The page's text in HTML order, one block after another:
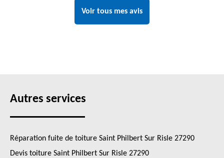
Voir tous mes avis
Autres services
Réparation fuite de toiture Saint Philbert Sur Risle 27290
Devis toiture Saint Philbert Sur Risle 27290